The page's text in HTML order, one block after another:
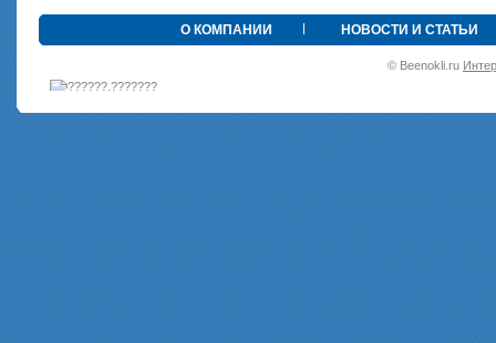
О КОМПАНИИ НОВОСТИ И СТАТЬИ
© Beenokli.ru
•